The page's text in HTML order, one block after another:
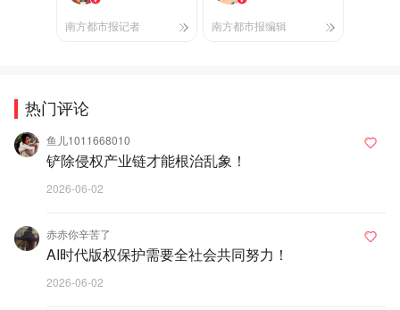
南方都市报记者 南方都市报编辑
热门评论
鱼儿1011668010
铲除侵权产业链才能根治乱象！
2026-06-02
赤赤你辛苦了
AI时代版权保护需要全社会共同努力！
2026-06-02